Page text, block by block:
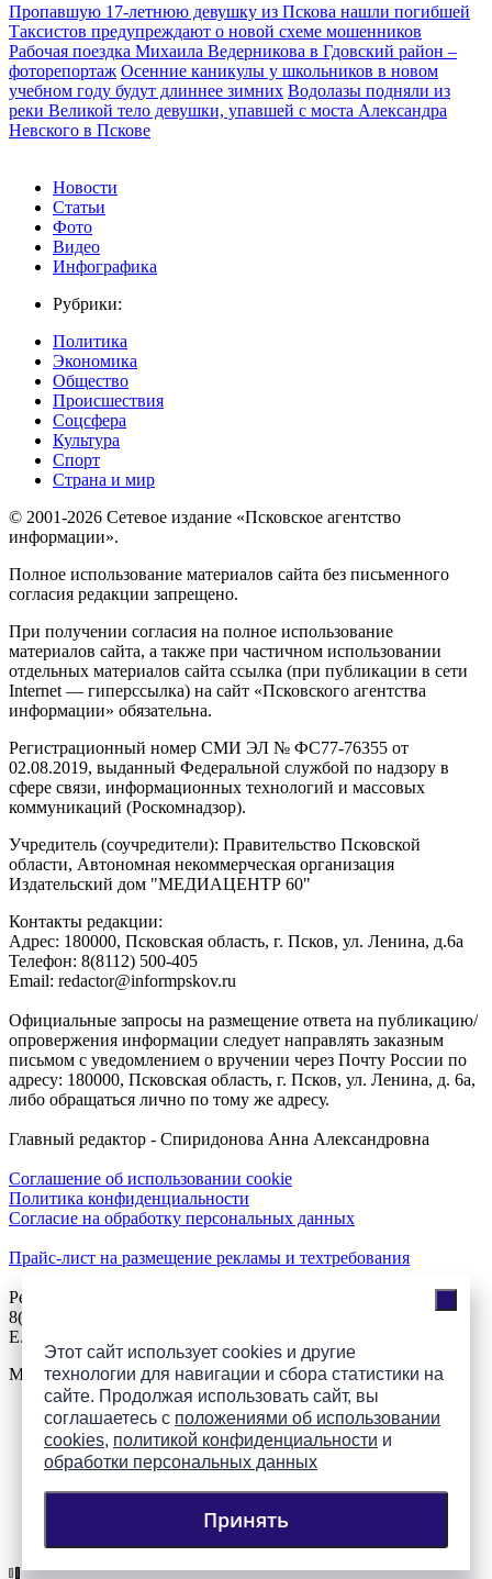
Этот сайт использует cookies и другие
технологии для навигации и сбора статистики на
сайте. Продолжая использовать сайт, вы
соглашаетесь с положениями об использовании
cookies, политикой конфиденциальности и
обработки персональных данных
Принять
Пропавшую 17-летнюю девушку из Пскова нашли погибшей
Таксистов предупреждают о новой схеме мошенников
Рабочая поездка Михаила Ведерникова в Гдовский район –
фоторепортаж Осенние каникулы у школьников в новом
учебном году будут длиннее зимних Водолазы подняли из
реки Великой тело девушки, упавшей с моста Александра
Невского в Пскове
Новости
Статьи
Фото
Видео
Инфографика
Рубрики:
Политика
Экономика
Общество
Происшествия
Соцсфера
Культура
Спорт
Страна и мир
© 2001-2026 Сетевое издание «Псковское агентство
информации».
Полное использование материалов сайта без письменного
согласия редакции запрещено.
При получении согласия на полное использование
материалов сайта, а также при частичном использовании
отдельных материалов сайта ссылка (при публикации в сети
Internet — гиперссылка) на сайт «Псковского агентства
информации» обязательна.
Регистрационный номер СМИ ЭЛ № ФС77-76355 от
02.08.2019, выданный Федеральной службой по надзору в
сфере связи, информационных технологий и массовых
коммуникаций (Роскомнадзор).
Учредитель (соучредители): Правительство Псковской
области, Автономная некоммерческая организация
Издательский дом "МЕДИАЦЕНТР 60"
Контакты редакции:
Адреc: 180000, Псковская область, г. Псков, ул. Ленина, д.6а
Телефон: 8(8112) 500-405
Email: redactor@informpskov.ru
Официальные запросы на размещение ответа на публикацию/
опровержения информации следует направлять заказным
письмом с уведомлением о вручении через Почту России по
адресу: 180000, Псковская область, г. Псков, ул. Ленина, д. 6а,
либо обращаться лично по тому же адресу.
Главный редактор - Спиридонова Анна Александровна
Соглашение об использовании cookie
Политика конфиденциальности
Согласие на обработку персональных данных
Прайс-лист на размещение рекламы и техтребования
Реклама на сайте
8(921)508-52-62, телефон 8(8112) 500-131
E.Sezeikina@mhpsk.ru
Меню
Слушать радио «7 небо» онлайн
Подпишись на группы
ПАИ в соцсетях!